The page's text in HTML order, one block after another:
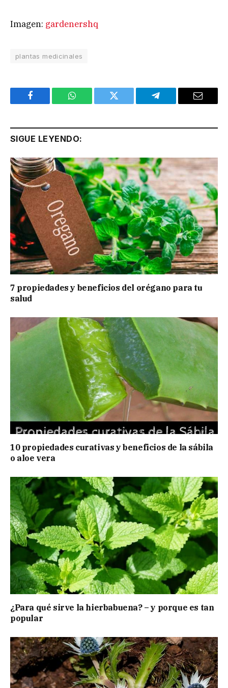
Imagen: gardenershq
plantas medicinales
Facebook WhatsApp Twitter Telegram Email
SIGUE LEYENDO:
7 propiedades y beneficios del orégano para tu
salud
10 propiedades curativas y beneficios de la sábila
o aloe vera
¿Para qué sirve la hierbabuena? – y porque es tan
popular